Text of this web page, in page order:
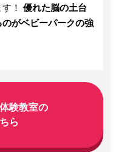
す！優れた脳の土台
がベビーパークの強
験教室の
ら